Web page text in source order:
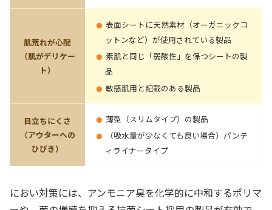
肌荒れが心配
（肌がデリケー
ト）
表面シートに天然素材（オーガニックコ
ットンなど）が使用されている製品
素肌と同じ「弱酸性」を保つシートの製
品
敏感肌用と記載のある製品
目立ちにくさ
（アウターへの
ひびき）
薄型（スリムタイプ）の製品
（吸水量が少なくても良い場合）パンテ
ィライナータイプ
におい対策には、アンモニア臭を化学的に中和するポリマ